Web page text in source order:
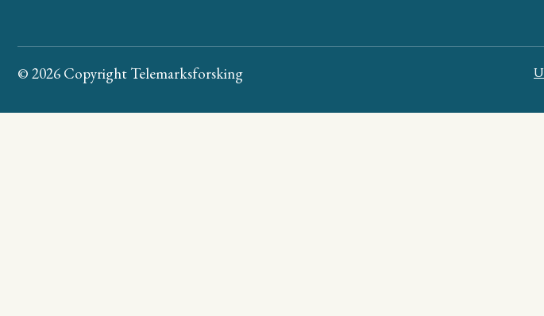
© 2026 Copyright Telemarksforsking